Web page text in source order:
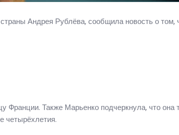
Андрея Рублёва, сообщила новость о том,
Франции. Также Марьенко подчеркнула, что она
четырёхлетия.